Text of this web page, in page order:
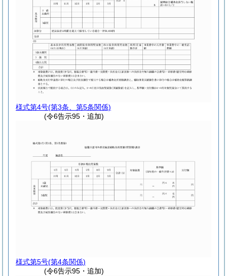
様式第4号(第3条、第5条関係)
(令6告示95・追加)
様式第5号(第4条関係)
(令6告示95・追加)